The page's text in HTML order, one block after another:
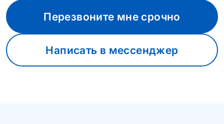
Перезвоните мне срочно
Написать в мессенджер